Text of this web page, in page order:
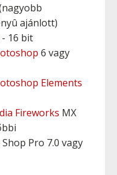
ajánlott)
- 16 bit
6 vagy
Elements
Fireworks MX
Shop Pro 7.0 vagy